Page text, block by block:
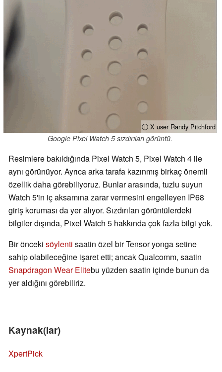
ⓘ X user Randy Pitchford
Google Pixel Watch 5 sızdırılan görüntü.
Resimlere bakıldığında Pixel Watch 5, Pixel Watch 4 ile
aynı görünüyor. Ayrıca arka tarafa kazınmış birkaç önemli
özellik daha görebiliyoruz. Bunlar arasında, tuzlu suyun
Watch 5'in iç aksamına zarar vermesini engelleyen IP68
giriş koruması da yer alıyor. Sızdırılan görüntülerdeki
bilgiler dışında, Pixel Watch 5 hakkında çok fazla bilgi yok.
Bir önceki söylenti saatin özel bir Tensor yonga setine
sahip olabileceğine işaret etti; ancak Qualcomm, saatin
Snapdragon Wear Elitebu yüzden saatin içinde bunun da
yer aldığını görebiliriz.
Kaynak(lar)
XpertPick